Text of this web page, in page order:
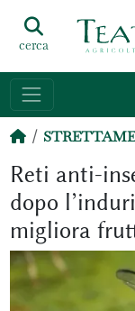
cerca
Reti anti-
dopo
migliora